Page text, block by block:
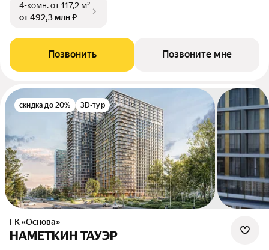
4-комн.от 117,2 м²
от 492,3 млн ₽
Позвонить Позвоните мне
скидка до 20% 3D-тур
ГК «Основа»
НАМЕТКИН ТАУЭР